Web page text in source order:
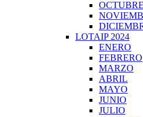
OCTUBRE
LOTAIP 2024
ENERO
FEBRERO
MARZO
ABRIL
MAYO
JUNIO
JULIO